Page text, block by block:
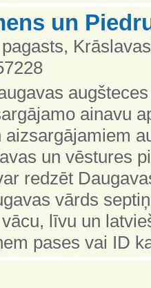
un
ainavu
aizsargājamiem
un vēstures
redzēt
vārds
līvu un
pases vai ID